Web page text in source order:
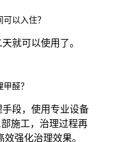
以入住？
就可以使用了。
醛？
段，使用专业设备
施工，治理过程再
强化治理效果。